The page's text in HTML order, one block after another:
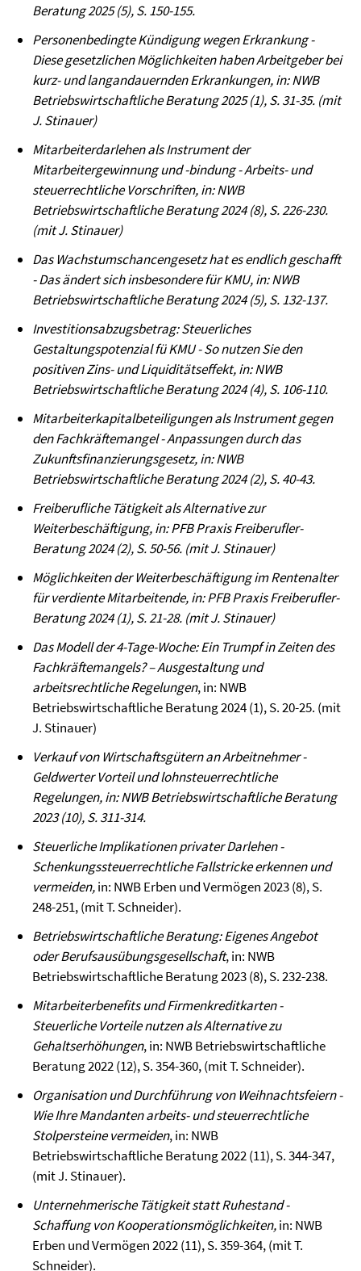
Beratung 2025 (5), S. 150-155.
Personenbedingte Kündigung wegen Erkrankung -
Diese gesetzlichen Möglichkeiten haben Arbeitgeber bei
kurz- und langandauernden Erkrankungen, in: NWB
Betriebswirtschaftliche Beratung 2025 (1), S. 31-35. (mit
J. Stinauer)
Mitarbeiterdarlehen als Instrument der
Mitarbeitergewinnung und -bindung - Arbeits- und
steuerrechtliche Vorschriften, in: NWB
Betriebswirtschaftliche Beratung 2024 (8), S. 226-230.
(mit J. Stinauer)
Das Wachstumschancengesetz hat es endlich geschafft
- Das ändert sich insbesondere für KMU, in: NWB
Betriebswirtschaftliche Beratung 2024 (5), S. 132-137.
Investitionsabzugsbetrag: Steuerliches
Gestaltungspotenzial fü KMU - So nutzen Sie den
positiven Zins- und Liquiditätseffekt, in: NWB
Betriebswirtschaftliche Beratung 2024 (4), S. 106-110.
Mitarbeiterkapitalbeteiligungen als Instrument gegen
den Fachkräftemangel - Anpassungen durch das
Zukunftsfinanzierungsgesetz, in: NWB
Betriebswirtschaftliche Beratung 2024 (2), S. 40-43.
Freiberufliche Tätigkeit als Alternative zur
Weiterbeschäftigung, in: PFB Praxis Freiberufler-
Beratung 2024 (2), S. 50-56. (mit J. Stinauer)
Möglichkeiten der Weiterbeschäftigung im Rentenalter
für verdiente Mitarbeitende, in: PFB Praxis Freiberufler-
Beratung 2024 (1), S. 21-28. (mit J. Stinauer)
Das Modell der 4-Tage-Woche: Ein Trumpf in Zeiten des
Fachkräftemangels? – Ausgestaltung und
arbeitsrechtliche Regelungen, in: NWB
Betriebswirtschaftliche Beratung 2024 (1), S. 20-25. (mit
J. Stinauer)
Verkauf von Wirtschaftsgütern an Arbeitnehmer -
Geldwerter Vorteil und lohnsteuerrechtliche
Regelungen,in: NWB Betriebswirtschaftliche Beratung
2023 (10), S. 311-314.
Steuerliche Implikationen privater Darlehen -
Schenkungssteuerrechtliche Fallstricke erkennen und
vermeiden,in: NWB Erben und Vermögen 2023 (8), S.
248-251, (mit T. Schneider).
Betriebswirtschaftliche Beratung: Eigenes Angebot
oder Berufsausübungsgesellschaft, in: NWB
Betriebswirtschaftliche Beratung 2023 (8), S. 232-238.
Mitarbeiterbenefits und Firmenkreditkarten -
Steuerliche Vorteile nutzen als Alternative zu
Gehaltserhöhungen, in: NWB Betriebswirtschaftliche
Beratung 2022 (12), S. 354-360, (mit T. Schneider).
Organisation und Durchführung von Weihnachtsfeiern -
Wie Ihre Mandanten arbeits- und steuerrechtliche
Stolpersteine vermeiden, in: NWB
Betriebswirtschaftliche Beratung 2022 (11), S. 344-347,
(mit J. Stinauer).
Unternehmerische Tätigkeit statt Ruhestand -
Schaffung von Kooperationsmöglichkeiten,in: NWB
Erben und Vermögen 2022 (11), S. 359-364, (mit T.
Schneider).